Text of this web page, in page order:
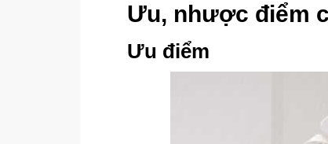
Ưu, nhược điểm
Ưu điểm